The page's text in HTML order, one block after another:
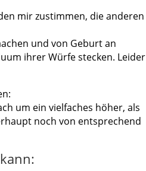
mir zustimmen, die anderen
und von Geburt an
ihrer Würfe stecken. Leider
um ein vielfaches höher, als
noch von entsprechend